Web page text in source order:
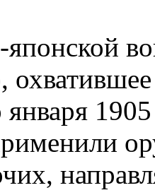
японской